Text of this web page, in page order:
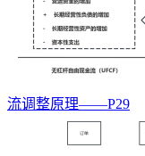
流调整原理——P29